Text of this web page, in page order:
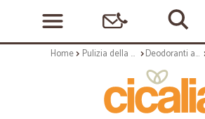
Home Pulizia della casa Deodoranti ambienti